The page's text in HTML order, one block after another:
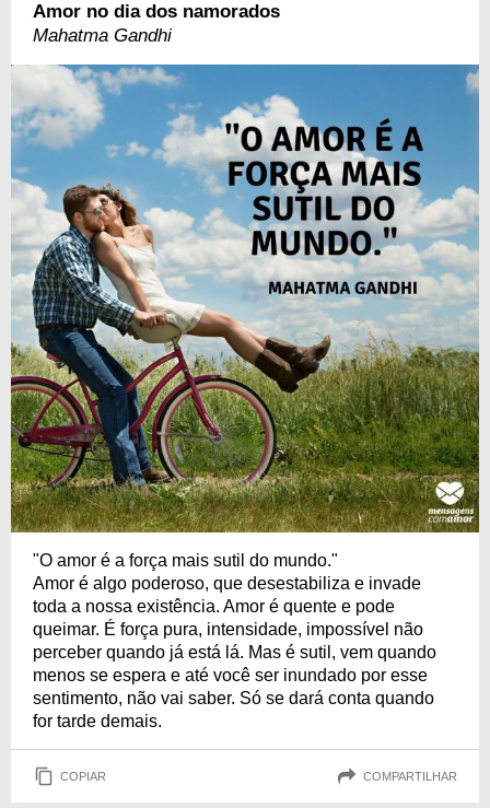
Amor no dia dos namorados
Mahatma Gandhi
"O amor é a força mais sutil do mundo."
Amor é algo poderoso, que desestabiliza e invade
toda a nossa existência. Amor é quente e pode
queimar. É força pura, intensidade, impossível não
perceber quando já está lá. Mas é sutil, vem quando
menos se espera e até você ser inundado por esse
sentimento, não vai saber. Só se dará conta quando
for tarde demais.
COPIAR COMPARTILHAR